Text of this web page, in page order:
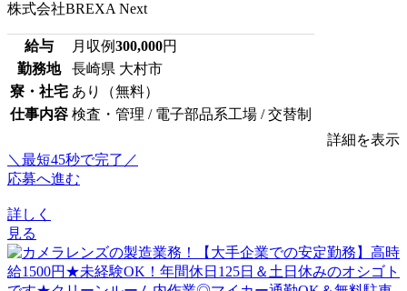
株式会社BREXA Next
給与 月収例300,000円
勤務地
長崎県 大村市
寮・社宅 あり（無料）
仕事内容 検査・管理 / 電子部品系工場 / 交替制
詳細を表示
＼最短45秒で完了／
応募へ進む
詳しく
見る